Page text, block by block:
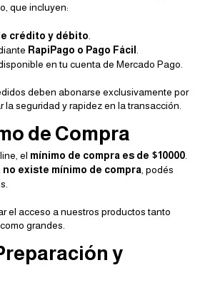
que incluyen:
crédito y débito
RapiPago o Pago Fácil
en tu cuenta de Mercado Pago.
deben abonarse exclusivamente por
la seguridad y rapidez en la transacción.
de Compra
el mínimo de compra es de $10000
no existe mínimo de compra , podés
el acceso a nuestros productos tanto
grandes.
y